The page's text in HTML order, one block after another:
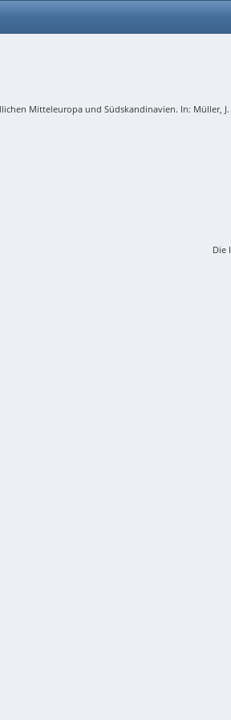
Mitteleuropa und Südskandinavien. In: Müller,
Die